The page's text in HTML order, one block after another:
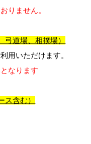
りません。
道場、相撲場）
用いただけます。
なります
含む）